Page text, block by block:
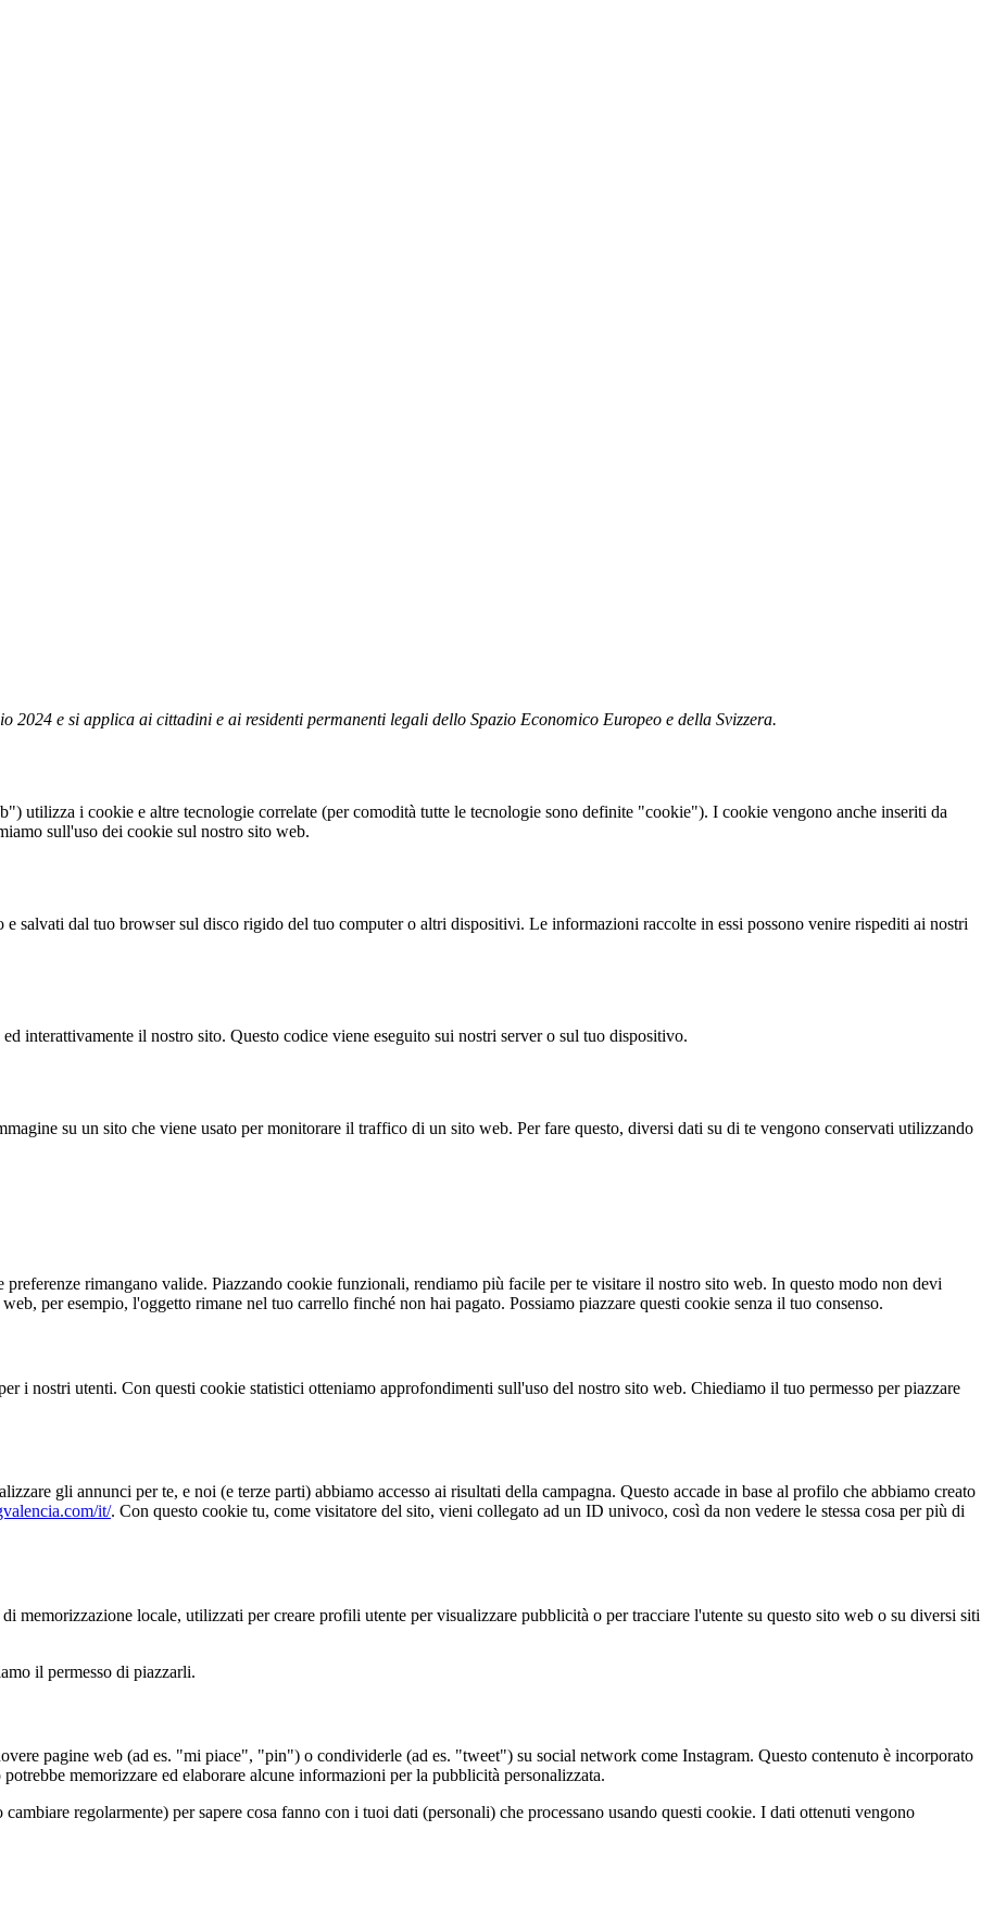
e si applica ai cittadini e ai residenti permanenti legali dello Spazio Economico Europeo e della Svizzera.
utilizza i cookie e altre tecnologie correlate (per comodità tutte le tecnologie sono definite "cookie"). I cookie vengono anche inseriti da
sull'uso dei cookie sul nostro sito web.
salvati dal tuo browser sul disco rigido del tuo computer o altri dispositivi. Le informazioni raccolte in essi possono venire rispediti ai nostri
interattivamente il nostro sito. Questo codice viene eseguito sui nostri server o sul tuo dispositivo.
su un sito che viene usato per monitorare il traffico di un sito web. Per fare questo, diversi dati su di te vengono conservati utilizzando
rimangano valide. Piazzando cookie funzionali, rendiamo più facile per te visitare il nostro sito web. In questo modo non devi
per esempio, l'oggetto rimane nel tuo carrello finché non hai pagato. Possiamo piazzare questi cookie senza il tuo consenso.
i nostri utenti. Con questi cookie statistici otteniamo approfondimenti sull'uso del nostro sito web. Chiediamo il tuo permesso per piazzare
gli annunci per te, e noi (e terze parti) abbiamo accesso ai risultati della campagna. Questo accade in base al profilo che abbiamo creato
it/. Con questo cookie tu, come visitatore del sito, vieni collegato ad un ID univoco, così da non vedere le stessa cosa per più di
memorizzazione locale, utilizzati per creare profili utente per visualizzare pubblicità o per tracciare l'utente su questo sito web o su diversi siti
il permesso di piazzarli.
pagine web (ad es. "mi piace", "pin") o condividerle (ad es. "tweet") su social network come Instagram. Questo contenuto è incorporato
memorizzare ed elaborare alcune informazioni per la pubblicità personalizzata.
regolarmente) per sapere cosa fanno con i tuoi dati (personali) che processano usando questi cookie. I dati ottenuti vengono